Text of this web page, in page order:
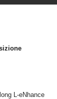
L-eNhance